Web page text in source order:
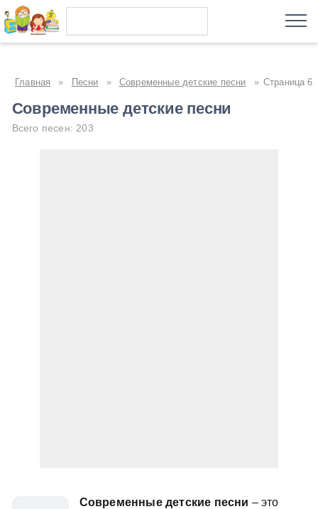
Главная » Песни » Современные детские песни » Страница 6
Современные детские песни
Всего песен: 203
Современные детские песни – это